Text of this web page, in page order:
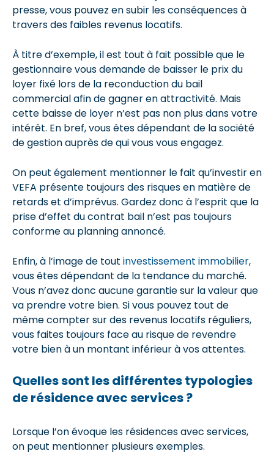
presse, vous pouvez en subir les conséquences à
travers des faibles revenus locatifs.
À titre d’exemple, il est tout à fait possible que le
gestionnaire vous demande de baisser le prix du
loyer fixé lors de la reconduction du bail
commercial afin de gagner en attractivité. Mais
cette baisse de loyer n’est pas non plus dans votre
intérêt. En bref, vous êtes dépendant de la société
de gestion auprès de qui vous vous engagez.
On peut également mentionner le fait qu’investir en
VEFA présente toujours des risques en matière de
retards et d’imprévus. Gardez donc à l’esprit que la
prise d’effet du contrat bail n’est pas toujours
conforme au planning annoncé.
Enfin, à l’image de tout investissement immobilier,
vous êtes dépendant de la tendance du marché.
Vous n’avez donc aucune garantie sur la valeur que
va prendre votre bien. Si vous pouvez tout de
même compter sur des revenus locatifs réguliers,
vous faites toujours face au risque de revendre
votre bien à un montant inférieur à vos attentes.
Quelles sont les différentes typologies
de résidence avec services ?
Lorsque l’on évoque les résidences avec services,
on peut mentionner plusieurs exemples.